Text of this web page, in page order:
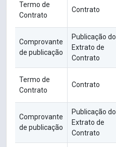
Termo de
Contrato
Contrato
Comprovante
de publicação
Publicação do
Extrato de
Contrato
Termo de
Contrato
Contrato
Comprovante
de publicação
Publicação do
Extrato de
Contrato